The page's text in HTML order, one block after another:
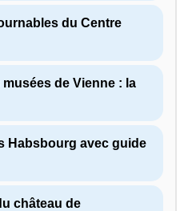
du Centre
de Vienne : la
Habsbourg avec guide
château de